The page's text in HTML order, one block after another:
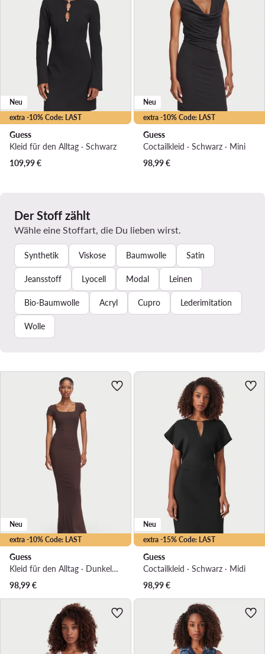
extra -10% Code: LAST
Neu
Guess
Kleid für den Alltag · Schwarz
109,99€
extra -10% Code: LAST
Neu
Guess
Coctailkleid · Schwarz · Mini
98,99€
Der Stoff zählt
Wähle eine Stoffart, die Du lieben wirst.
Synthetik Viskose Baumwolle Satin
Jeansstoff Lyocell Modal Leinen
Bio-Baumwolle Acryl Cupro Lederimitation
Wolle
extra -10% Code: LAST
Neu
Guess
Kleid für den Alltag · Dunkelbraun · Maxi
98,99€
extra -15% Code: LAST
Neu
Guess
Coctailkleid · Schwarz · Midi
98,99€